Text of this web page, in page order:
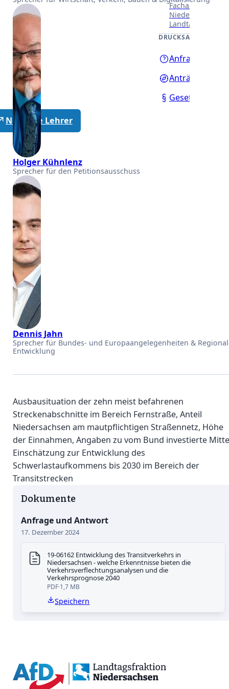
Landtages.
DRUCKSACHEN
Anfragen
Anträge
Neutrale Lehrer
Ausbausituation der zehn meist befahrenen
Streckenabschnitte im Bereich Fernstraße, Anteil
Niedersachsen am mautpflichtigen Straßennetz, Höhe
der Einnahmen, Angaben zu vom Bund investierte
Einschätzung zur Entwicklung des
Schwerlastaufkommens bis 2030 im Bereich der
Transitstrecken
Dokumente
Anfrage und Antwort
17. Dezember 2024
19-06162 Entwicklung des Transitverkehrs in
Niedersachsen - welche Erkenntnisse bieten die
Verkehrsverflechtungsanalysen und die
Verkehrsprognose 2040
PDF1,7 MB
Speichern
Holger Kühnlenz
Sprecher für den Petitionsausschuss
Dennis Jahn
Sprecher für Bundes- und Europaangelegenheiten &
Entwicklung